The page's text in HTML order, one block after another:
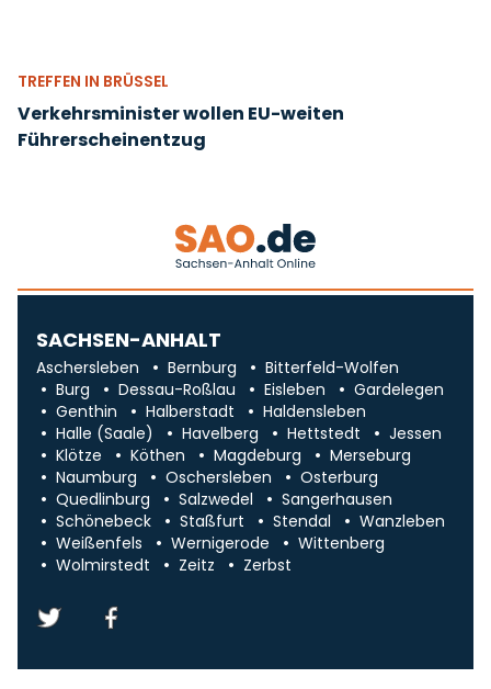
TREFFEN IN BRÜSSEL
Verkehrsminister wollen EU-weiten
Führerscheinentzug
SACHSEN-ANHALT
Aschersleben Bernburg
Bitterfeld-Wolfen
Burg
Dessau-Roßlau Eisleben
Gardelegen
Genthin
Halberstadt
Haldensleben
Halle (Saale)
Havelberg Hettstedt
Jessen
Klötze
Köthen Magdeburg
Merseburg
Naumburg
Oschersleben
Osterburg
Quedlinburg
Salzwedel
Sangerhausen
Schönebeck
Staßfurt Stendal
Wanzleben
Weißenfels
Wernigerode
Wittenberg
Wolmirstedt
Zeitz Zerbst